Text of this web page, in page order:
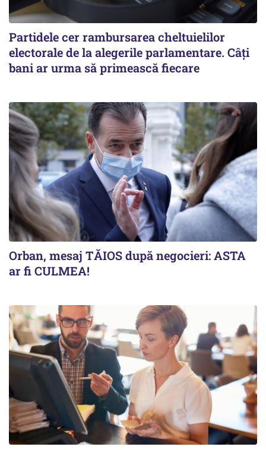
Partidele cer rambursarea cheltuielilor
electorale de la alegerile parlamentare. Câți
bani ar urma să primească fiecare
Orban, mesaj TĂIOS după negocieri: ASTA
ar fi CULMEA!